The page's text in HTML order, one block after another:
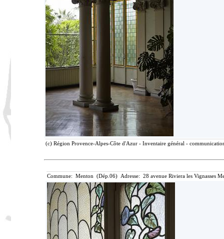
(c) Région Provence-Alpes-Côte d'Azur - Inventaire général -
Commune: Menton (Dép.06) Adresse: 28 avenue Riviera les Vignasses